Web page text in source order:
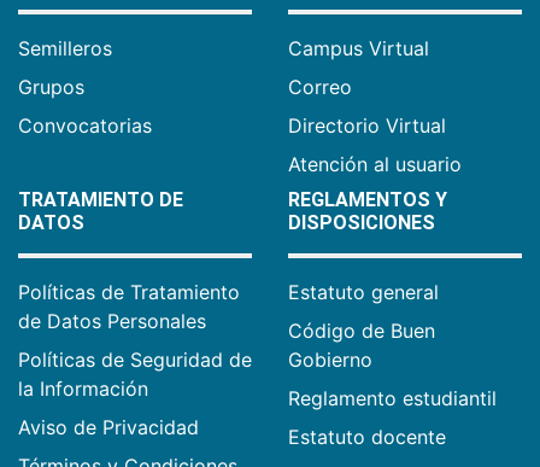
Semilleros
Grupos
Convocatorias
Campus Virtual
Correo
Directorio Virtual
Atención al usuario
TRATAMIENTO DE
DATOS
Políticas de Tratamiento
de Datos Personales
Políticas de Seguridad de
la Información
Aviso de Privacidad
REGLAMENTOS Y
DISPOSICIONES
Estatuto general
Código de Buen
Gobierno
Reglamento estudiantil
Estatuto docente